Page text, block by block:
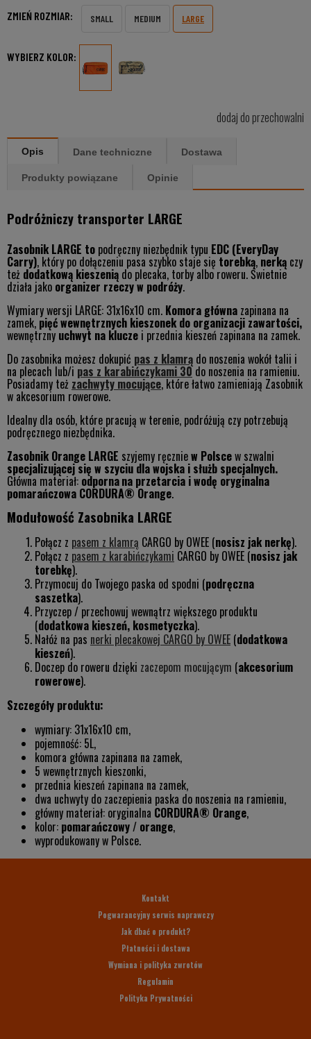
ZMIEŃ ROZMIAR: SMALL MEDIUM LARGE
WYBIERZ KOLOR:
dodaj do przechowalni
Opis Dane techniczne Dostawa
Produkty powiązane Opinie
Podróżniczy transporter LARGE
Zasobnik LARGE to podręczny niezbędnik typu EDC (EveryDay
Carry), który po dołączeniu pasa szybko staje się torebką,nerką czy
też dodatkową kieszenią do plecaka, torby albo roweru. Świetnie
działa jako organizer rzeczy w podróży.
Wymiary wersji LARGE: 31x16x10 cm. Komora główna zapinana na
zamek, pięć wewnętrznych kieszonek do organizacji zawartości,
wewnętrzny uchwyt na klucze i przednia kieszeń zapinana na zamek.
Do zasobnika możesz dokupić pas z klamrą do noszenia wokół talii i
na plecach lub/i pas z karabińczykami 30do noszenia na ramieniu.
Posiadamy też zachwyty mocujące, które łatwo zamieniają Zasobnik
w akcesorium rowerowe.
Idealny dla osób, które pracują w terenie, podróżują czy potrzebują
podręcznego niezbędnika.
Zasobnik Orange LARGE szyjemy ręczniew Polscew szwalni
specjalizującej się w szyciu dla wojska i służb specjalnych.
Główna materiał: odpornana przetarcia i wodę oryginalna
pomarańczowa CORDURA® Orange.
Modułowość Zasobnika LARGE
Połącz z pasem z klamrą CARGO by OWEE (nosisz jak nerkę).
Połącz z pasem z karabińczykami CARGO by OWEE (nosisz jak
torebkę).
Przymocuj do Twojego paska od spodni (podręczna
saszetka).
Przyczep / przechowuj wewnątrz większego produktu
(dodatkowa kieszeń, kosmetyczka).
Nałóż na pas nerki plecakowej CARGO by OWEE (dodatkowa
kieszeń).
Doczep do roweru dzięki zaczepom mocującym (akcesorium
rowerowe).
Szczegóły produktu:
wymiary: 31x16x10 cm,
pojemność: 5L,
komora główna zapinana na zamek,
5 wewnętrznych kieszonki,
przednia kieszeń zapinana na zamek,
dwa uchwyty do zaczepienia paska do noszenia na ramieniu,
główny materiał: oryginalna CORDURA® Orange,
kolor: pomarańczowy / orange,
wyprodukowany w Polsce.
Kontakt
Pogwarancyjny serwis naprawczy
Jak dbać o produkt?
Płatności i dostawa
Wymiana i polityka zwrotów
Regulamin
Polityka Prywatności